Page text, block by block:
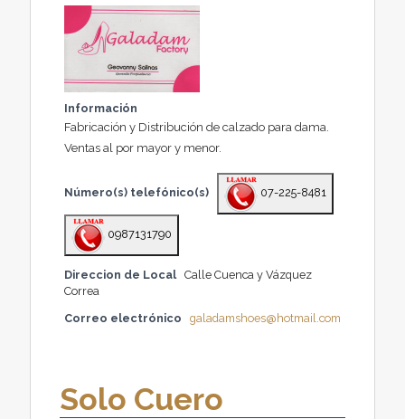
Información
Fabricación y Distribución de calzado para dama.
Ventas al por mayor y menor.
Número(s) telefónico(s) 07-225-8481
0987131790
Direccion de Local
Calle Cuenca y Vázquez
Correa
Correo electrónico
galadamshoes@hotmail.com
Solo Cuero